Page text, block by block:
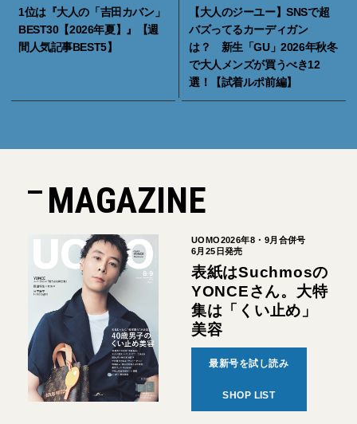
1位は『大人の「吉田カバン」
BEST30【2026年夏】』【週
間人気記事BEST5】
【大人のジーユー】SNSで超
バズってるカーディガン
は？ 新生「GU」2026年秋冬
で大人メンズが買うべき12
選！【試着ルポ前編】
MAGAZINE
UOMO2026年8・9月合併号
6月25日発売
表紙はSuchmosの
YONCEさん。大特
集は「くい止め」
美容
最新号を試し読み
SHOP LIST